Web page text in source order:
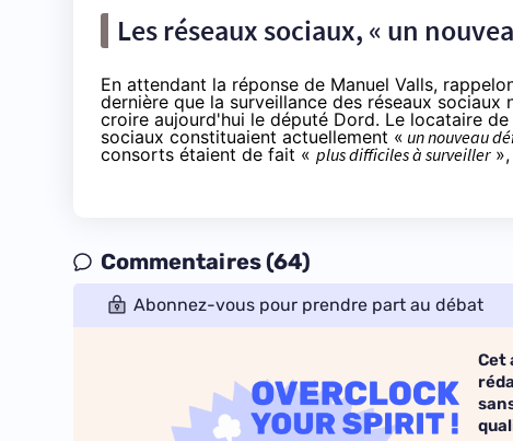
Les réseaux sociaux, « un
En attendant la réponse de Manuel Valls,
dernière que la surveillance des réseaux sociaux
croire aujourd'hui le député Dord. Le locataire
sociaux constituaient actuellement « un nouveau
consorts étaient de fait « plus difficiles à surveiller»,
Commentaires (64)
Abonnez-vous pour prendre part au débat
Cet